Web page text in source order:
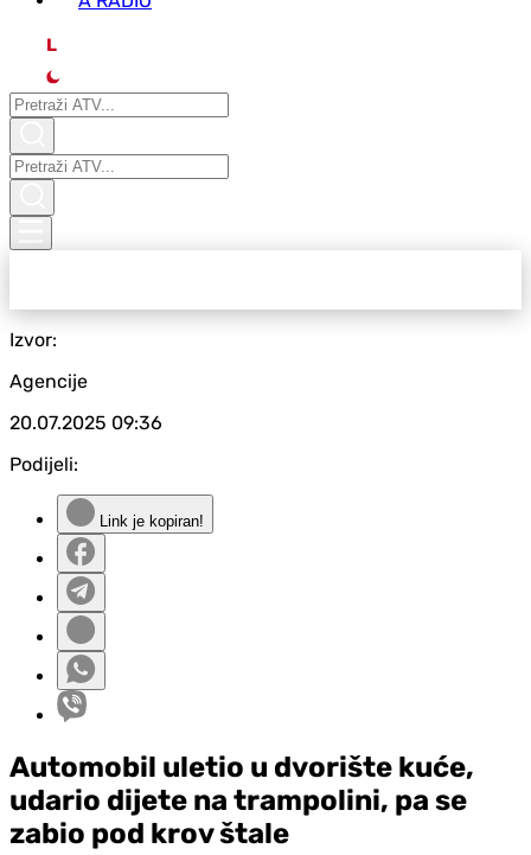
L
Izvor:
Agencije
20.07.2025 09:36
Podijeli:
Link je kopiran!
Automobil uletio u dvorište kuće,
udario dijete na trampolini, pa se
zabio pod krov štale